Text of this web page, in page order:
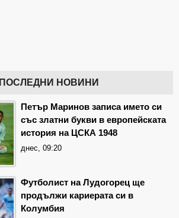
ПОСЛЕДНИ НОВИНИ
Петър Маринов записа името си
със златни букви в европейската
история на ЦСКА 1948
днес, 09:20
Футболист на Лудогорец ще
продължи кариерата си в
Колумбия